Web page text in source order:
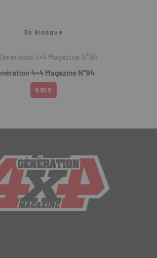
En kiosque
4×4 Magazine N°94
6.90 €